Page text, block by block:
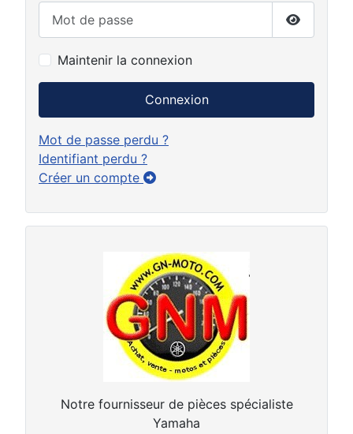
Afficher
Maintenir la connexion
Connexion
Mot de passe perdu ?
Identifiant perdu ?
Créer un compte
Notre fournisseur de pièces spécialiste
Yamaha